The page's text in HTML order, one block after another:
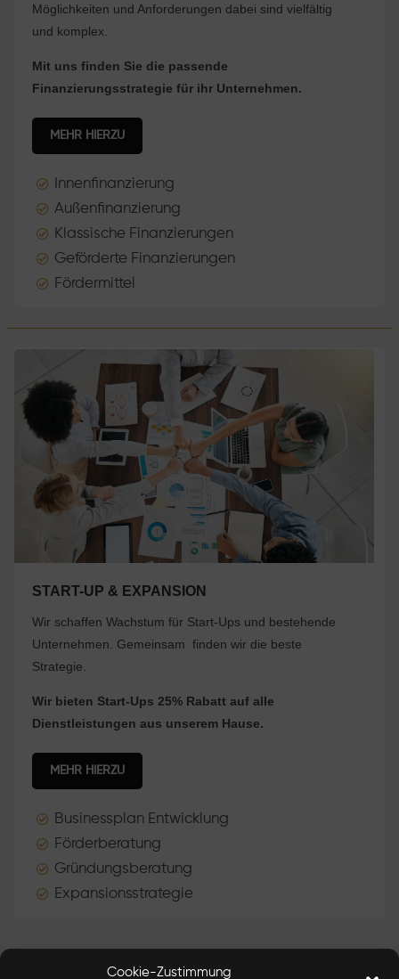
Cookie-Zustimmung
Möglichkeiten und Anforderungen dabei sind vielfältig
und komplex.
Mit uns finden Sie die passende
Finanzierungsstrategie für ihr Unternehmen.
MEHR HIERZU
 Innenfinanzierung
 Außenfinanzierung
 Klassische Finanzierungen
 Geförderte Finanzierungen
 Fördermittel
START-UP & EXPANSION
Wir schaffen Wachstum für Start-Ups und bestehende
Unternehmen. Gemeinsam finden wir die beste
Strategie.
Wir bieten Start-Ups 25% Rabatt auf alle
Dienstleistungen aus unserem Hause.
MEHR HIERZU
 Businessplan Entwicklung
 Förderberatung
 Gründungsberatung
 Expansionsstrategie